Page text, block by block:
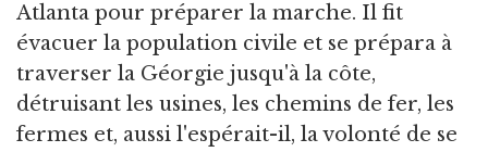
Atlanta pour préparer la marche. Il fit
évacuer la population civile et se prépara à
traverser la Géorgie jusqu'à la côte,
détruisant les usines, les chemins de fer, les
fermes et, aussi l'espérait-il, la volonté de se